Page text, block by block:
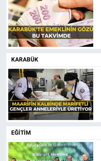
KARABÜK
EĞİTİM